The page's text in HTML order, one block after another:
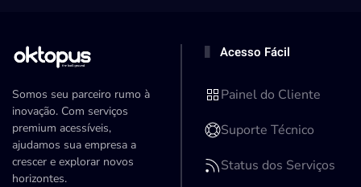
Somos seu parceiro rumo à
inovação. Com serviços
premium acessíveis,
ajudamos sua empresa a
crescer e explorar novos
horizontes.
Acesso Fácil
Painel do Cliente
Suporte Técnico
Status dos Serviços